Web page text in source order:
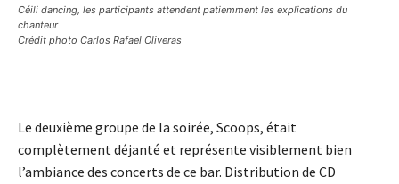
Céili dancing, les participants attendent patiemment les explications du
chanteur
Crédit photo Carlos Rafael Oliveras
Le deuxième groupe de la soirée, Scoops, était
complètement déjanté et représente visiblement bien
l’ambiance des concerts de ce bar. Distribution de CD